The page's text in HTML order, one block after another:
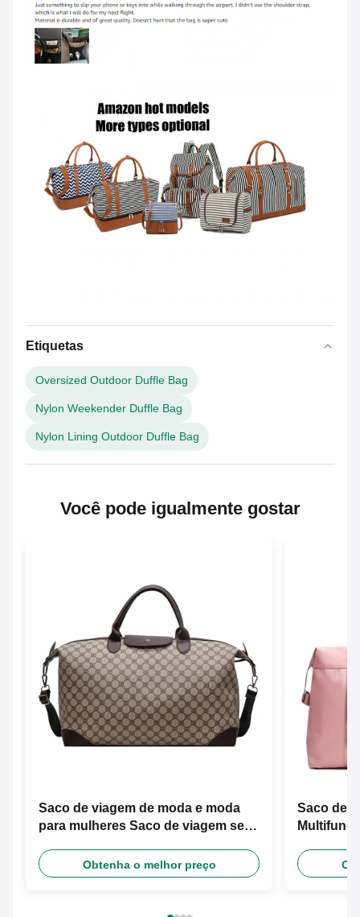
Etiquetas
Oversized Outdoor Duffle Bag
Nylon Weekender Duffle Bag
Nylon Lining Outdoor Duffle Bag
Você pode igualmente gostar
Saco de viagem de moda e moda
para mulheres Saco de viagem seco
Obtenha o melhor preço
Saco de